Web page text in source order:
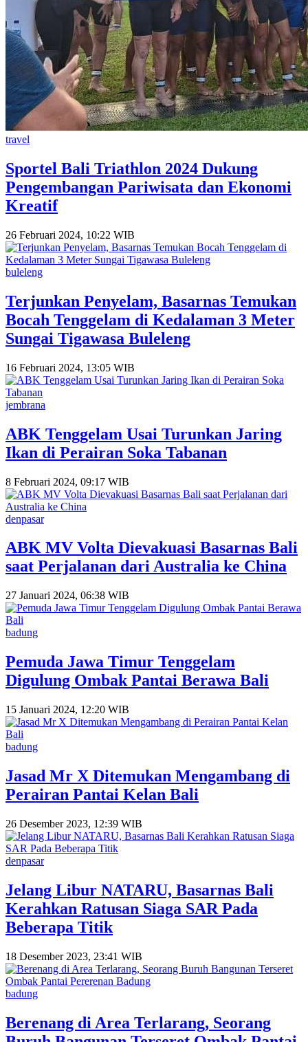
travel
Sportel Bali Triathlon 2024 Dukung
Pengembangan Pariwisata dan Ekonomi
Kreatif
26 Februari 2024, 10:22 WIB
buleleng
Terjunkan Penyelam, Basarnas Temukan
Bocah Tenggelam di Kedalaman 3 Meter
Sungai Tigawasa Buleleng
16 Februari 2024, 13:05 WIB
jembrana
ABK Tenggelam Usai Turunkan Jaring
Ikan di Perairan Soka Tabanan
8 Februari 2024, 09:17 WIB
denpasar
ABK MV Volta Dievakuasi Basarnas Bali
saat Perjalanan dari Australia ke China
27 Januari 2024, 06:38 WIB
badung
Pemuda Jawa Timur Tenggelam
Digulung Ombak Pantai Berawa Bali
15 Januari 2024, 12:20 WIB
badung
Jasad Mr X Ditemukan Mengambang di
Perairan Pantai Kelan Bali
26 Desember 2023, 12:39 WIB
denpasar
Jelang Libur NATARU, Basarnas Bali
Kerahkan Ratusan Siaga SAR Pada
Beberapa Titik
18 Desember 2023, 23:41 WIB
badung
Berenang di Area Terlarang, Seorang